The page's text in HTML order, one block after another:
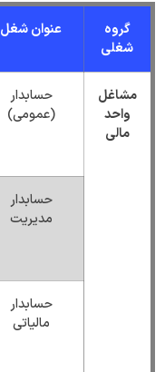
گروه
شغلی
عنوان شغل
مشاغل
واحد
مالی
حسابدار
(عمومی)
حسابدار
مدیریت
حسابدار
مالیاتی